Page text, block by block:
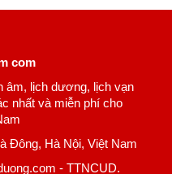
com
âm, lịch dương, lịch vạn
nhất và miễn phí cho
Đông, Hà Nội, Việt Nam
- TTNCUD.